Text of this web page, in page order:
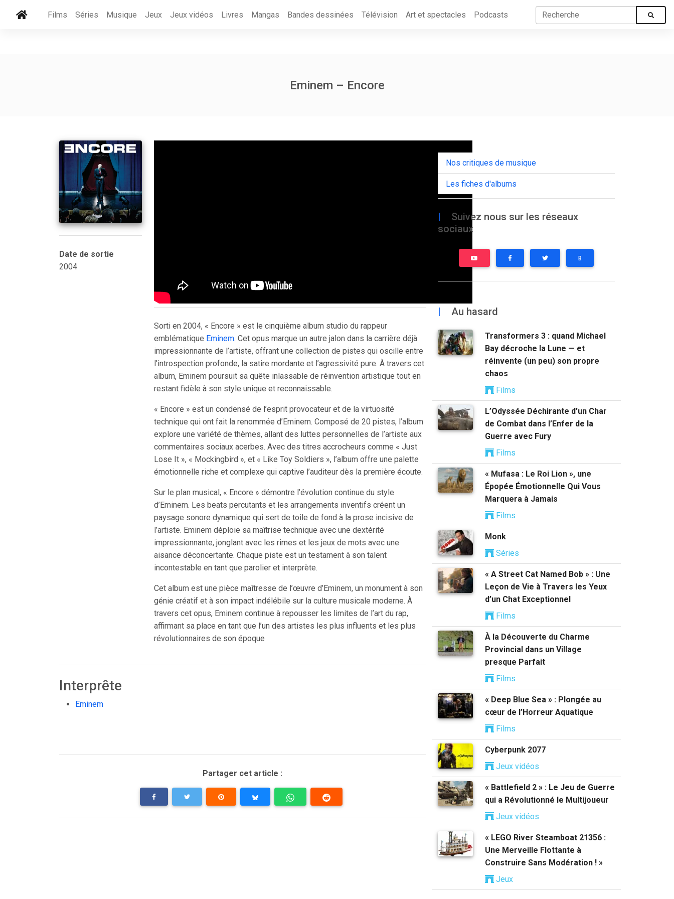
Films Séries Musique Jeux Jeux vidéos Livres Mangas Bandes dessinées Télévision Art et spectacles Podcasts
Eminem – Encore
Date de sortie
2004
Sorti en 2004, « Encore » est le cinquième album studio du rappeur
emblématique Eminem. Cet opus marque un autre jalon dans la carrière déjà
impressionnante de l’artiste, offrant une collection de pistes qui oscille entre
l’introspection profonde, la satire mordante et l’agressivité pure. À travers cet
album, Eminem poursuit sa quête inlassable de réinvention artistique tout en
restant fidèle à son style unique et reconnaissable.
« Encore » est un condensé de l’esprit provocateur et de la virtuosité
technique qui ont fait la renommée d’Eminem. Composé de 20 pistes, l’album
explore une variété de thèmes, allant des luttes personnelles de l’artiste aux
commentaires sociaux acerbes. Avec des titres accrocheurs comme « Just
Lose It », « Mockingbird », et « Like Toy Soldiers », l’album offre une palette
émotionnelle riche et complexe qui captive l’auditeur dès la première écoute.
Sur le plan musical, « Encore » démontre l’évolution continue du style
d’Eminem. Les beats percutants et les arrangements inventifs créent un
paysage sonore dynamique qui sert de toile de fond à la prose incisive de
l’artiste. Eminem déploie sa maîtrise technique avec une dextérité
impressionnante, jonglant avec les rimes et les jeux de mots avec une
aisance déconcertante. Chaque piste est un testament à son talent
incontestable en tant que parolier et interprète.
Cet album est une pièce maîtresse de l’œuvre d’Eminem, un monument à son
génie créatif et à son impact indélébile sur la culture musicale moderne. À
travers cet opus, Eminem continue à repousser les limites de l’art du rap,
affirmant sa place en tant que l’un des artistes les plus influents et les plus
révolutionnaires de son époque
Interprête
Eminem
Partager cet article :
Nos critiques de musique
Les fiches d'albums
|
Suivez nous sur les réseaux
sociaux
B
| Au hasard
Transformers 3 : quand Michael
Bay décroche la Lune — et
réinvente (un peu) son propre
chaos
Films
L’Odyssée Déchirante d’un Char
de Combat dans l’Enfer de la
Guerre avec Fury
Films
« Mufasa : Le Roi Lion », une
Épopée Émotionnelle Qui Vous
Marquera à Jamais
Films
Monk
Séries
« A Street Cat Named Bob » : Une
Leçon de Vie à Travers les Yeux
d’un Chat Exceptionnel
Films
À la Découverte du Charme
Provincial dans un Village
presque Parfait
Films
« Deep Blue Sea » : Plongée au
cœur de l’Horreur Aquatique
Films
Cyberpunk 2077
Jeux vidéos
« Battlefield 2 » : Le Jeu de Guerre
qui a Révolutionné le Multijoueur
Jeux vidéos
« LEGO River Steamboat 21356 :
Une Merveille Flottante à
Construire Sans Modération ! »
Jeux